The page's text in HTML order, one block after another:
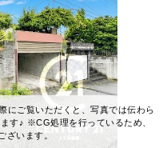
にご覧いただくと、写真では伝わら
す♪ ※CG処理を行っているため、
ざいます。